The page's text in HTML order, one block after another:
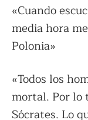
«Cuando
media hora
Polonia»
«Todos los
mortal. Por lo
Sócrates. Lo